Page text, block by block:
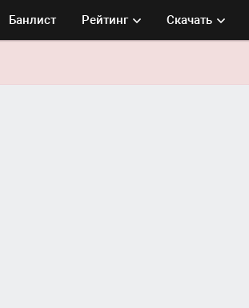
Банлист Рейтинг Скачать